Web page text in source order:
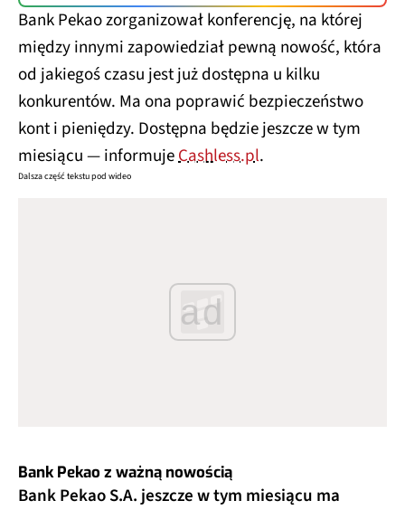
Bank Pekao zorganizował konferencję, na której
między innymi zapowiedział pewną nowość, która
od jakiegoś czasu jest już dostępna u kilku
konkurentów. Ma ona poprawić bezpieczeństwo
kont i pieniędzy. Dostępna będzie jeszcze w tym
miesiącu — informujeCashless.pl.
Dalsza część tekstu pod wideo
ad
Bank Pekao z ważną nowością
Bank Pekao S.A. jeszcze w tym miesiącu ma